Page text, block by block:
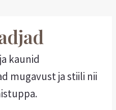
kaunid
mugavust ja stiili nii